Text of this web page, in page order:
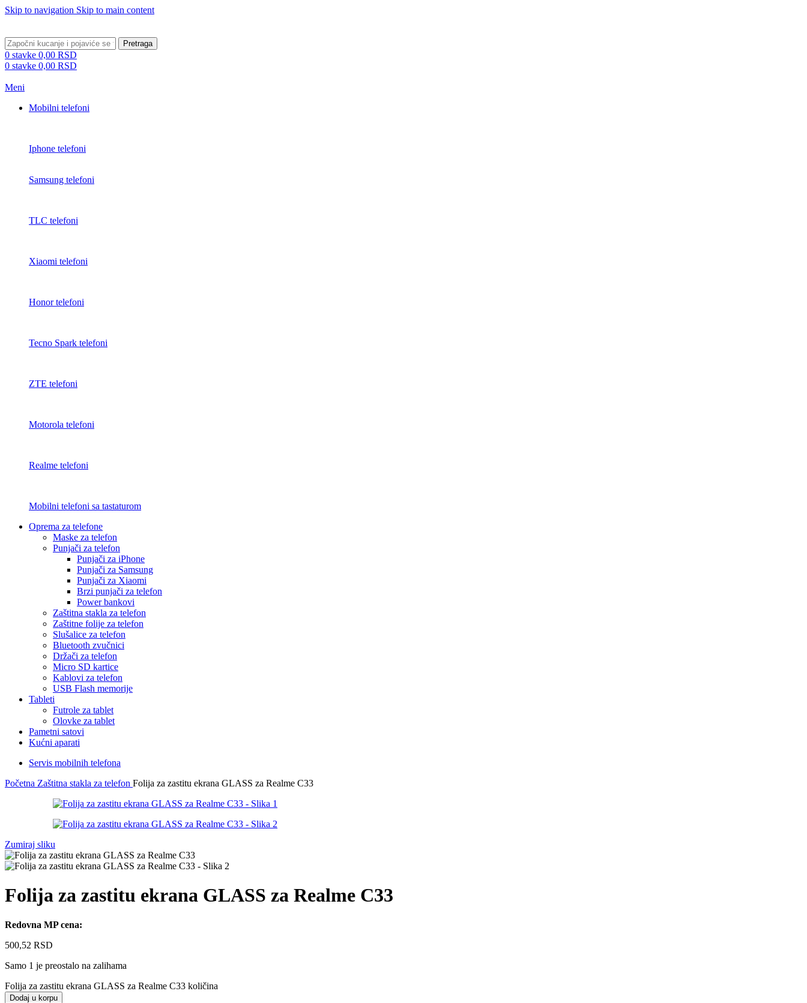
Skip to navigation Skip to main content
Pretraga
0 stavke 0,00 RSD
0 stavke 0,00 RSD
Meni
Mobilni telefoni
Iphone telefoni
Samsung telefoni
TLC telefoni
Xiaomi telefoni
Honor telefoni
Tecno Spark telefoni
ZTE telefoni
Motorola telefoni
Realme telefoni
Mobilni telefoni sa tastaturom
Oprema za telefone
Maske za telefon
Punjači za telefon
Punjači za iPhone
Punjači za Samsung
Punjači za Xiaomi
Brzi punjači za telefon
Power bankovi
Zaštitna stakla za telefon
Zaštitne folije za telefon
Slušalice za telefon
Bluetooth zvučnici
Držači za telefon
Micro SD kartice
Kablovi za telefon
USB Flash memorije
Tableti
Futrole za tablet
Olovke za tablet
Pametni satovi
Kućni aparati
Servis mobilnih telefona
Početna Zaštitna stakla za telefon Folija za zastitu ekrana GLASS za Realme C33
Zumiraj sliku
Folija za zastitu ekrana GLASS za Realme C33
Redovna MP cena:
500,52 RSD
Samo 1 je preostalo na zalihama
Folija za zastitu ekrana GLASS za Realme C33 količina
Dodaj u korpu